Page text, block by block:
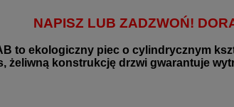
NAPISZ LUB ZADZWOŃ!
to ekologiczny piec o cylindrycznym
żeliwną konstrukcję drzwi gwarantuje